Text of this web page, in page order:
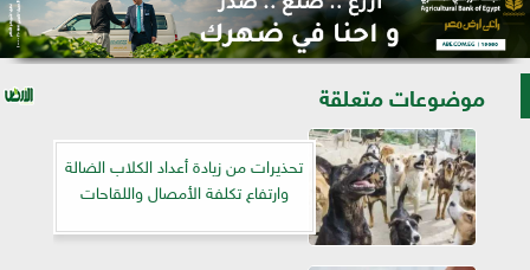
موضوعات متعلقة
تحذيرات من زيادة أعداد الكلاب الضالة
وارتفاع تكلفة الأمصال واللقاحات